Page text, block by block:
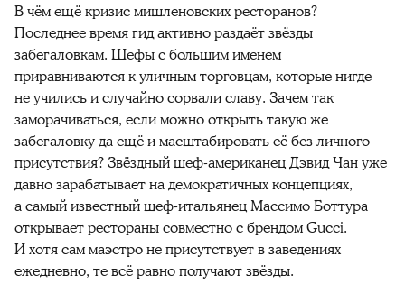
В чём ещё кризис мишленовских ресторанов?
Последнее время гид активно раздаёт звёзды
забегаловкам. Шефы с большим именем
приравниваются к уличным торговцам, которые нигде
не учились и случайно сорвали славу. Зачем так
заморачиваться, если можно открыть такую же
забегаловку да ещё и масштабировать её без личного
присутствия? Звёздный шеф-американец Дэвид Чан уже
давно зарабатывает на демократичных концепциях,
а самый известный шеф-итальянец Массимо Боттура
открывает рестораны совместно с брендом Gucci.
И хотя сам маэстро не присутствует в заведениях
ежедневно, те всё равно получают звёзды.